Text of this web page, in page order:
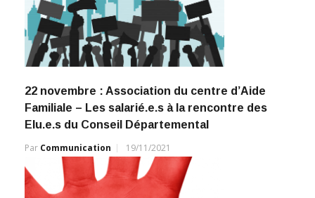
22 novembre : Association du centre d’Aide
Familiale – Les salarié.e.s à la rencontre des
Elu.e.s du Conseil Départemental
Par Communication 19/11/2021